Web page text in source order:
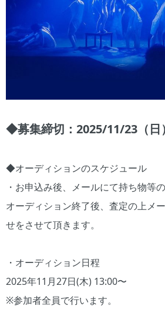
◆募集締切：2025/11/23（
◆オーディションのスケジュール
・お申込み後、メールにて持ち物等
オーディション終了後、査定の上メ
せをさせて頂きます。
・オーディション日程
2025年11月27日(木) 13:00〜
※参加者全員で行います。